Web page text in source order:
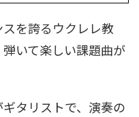
を誇るウクレレ教
いて楽しい課題曲が
タリストで、演奏の